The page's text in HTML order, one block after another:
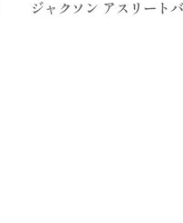
ジャクソン アスリート